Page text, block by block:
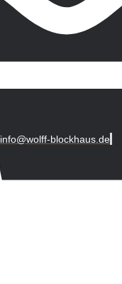
info@wolff-blockhaus.de